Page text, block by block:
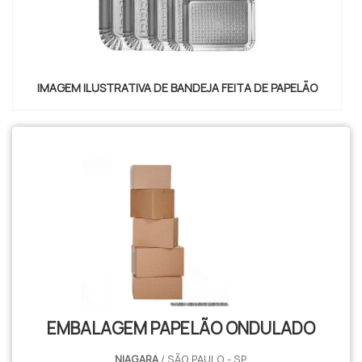
tenham ótima qualidade e proteção, características
simples, mas que mostram o comprometimento da
empresa com seus clientes.Tudo isso e muito mais
Embalagens é uma empresa que preza pela
de papelão. A empresa objetiva garantir a satisfação
qualidade.A MAIOR REFERÊNCIA NO
SEGMENTOSomente na Karpel Papel e Embalagens
tem o que há de melhor no ramo São opções
qualidade e precisão.A empresa também conta com
um atendimento qualificado, através de funcionários
especializados e cuidadosos, que entendem a
necessidade de cada cliente. Também foram
investidos valores consideráveis em instalações de
qualidade, aumentando a eficiência da marca.A
IMAGEM ILUSTRATIVA DE BANDEJA FEITA DE PAPELÃO
EMBALAGEM PAPELÃO ONDULADO
NIAGARA / SÃO PAULO - SP